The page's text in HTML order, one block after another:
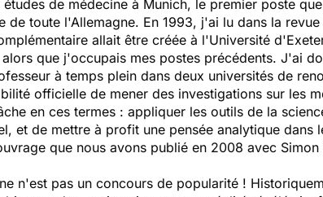
études de médecine à Munich, le premier poste
de toute l'Allemagne. En 1993, j'ai lu dans la revue
allait être créée à l'Université
que j'occupais mes postes précédents. J'ai
à temps plein dans deux universités de
officielle de mener des investigations sur les
en ces termes : appliquer les outils de la
et de mettre à profit une pensée analytique dans
que nous avons publié en 2008 avec
n'est pas un concours de popularité !